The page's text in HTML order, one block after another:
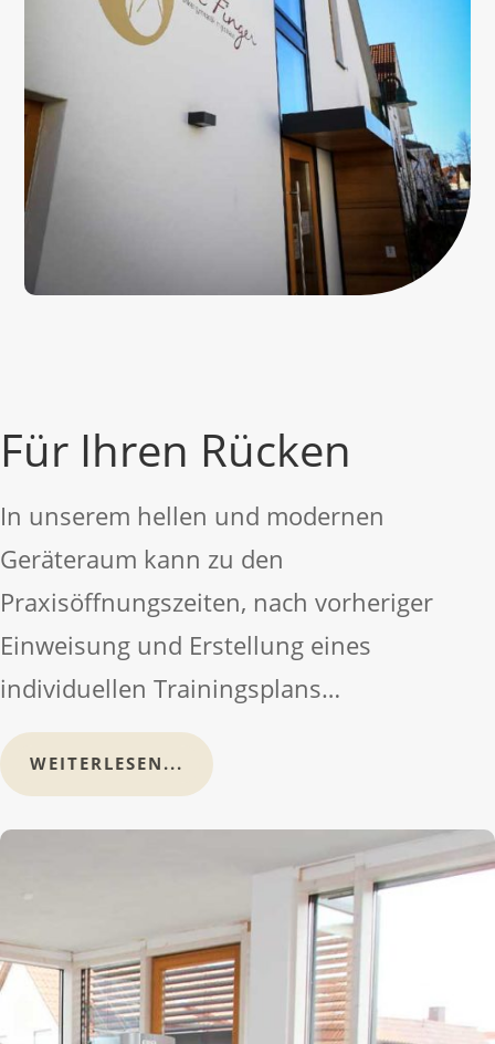
Für Ihren Rücken
In unserem hellen und modernen
Geräteraum kann zu den
Praxisöffnungszeiten, nach vorheriger
Einweisung und Erstellung eines
individuellen Trainingsplans…
WEITERLESEN...